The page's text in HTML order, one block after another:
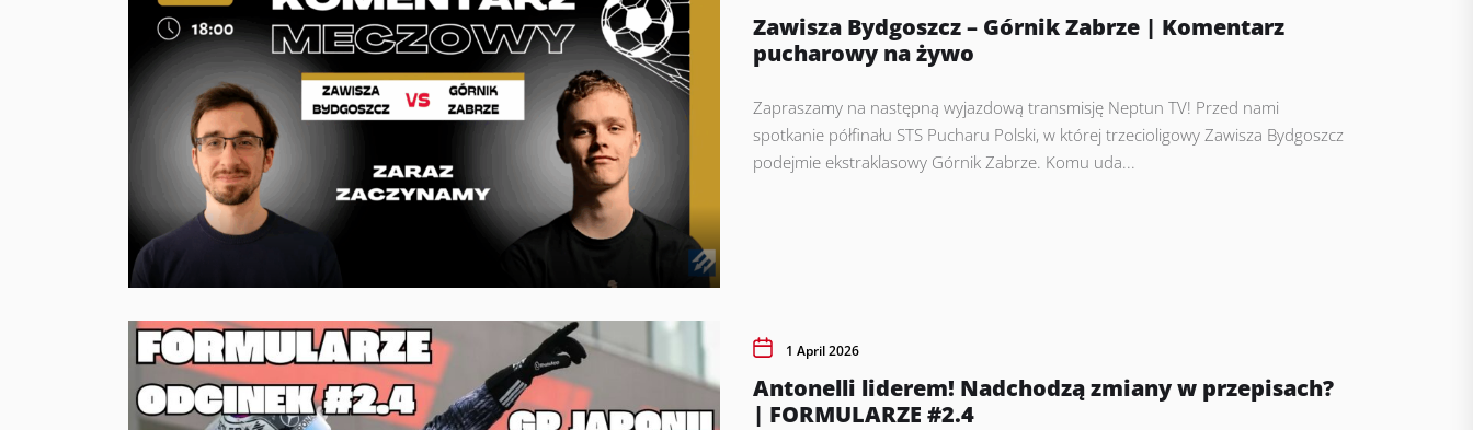
Zawisza Bydgoszcz – Górnik Zabrze | Komentarz
pucharowy na żywo
Zapraszamy na następną wyjazdową transmisję Neptun TV! Przed nami
spotkanie półfinału STS Pucharu Polski, w której trzecioligowy Zawisza Bydgoszcz
podejmie ekstraklasowy Górnik Zabrze. Komu uda...
1 April 2026
Antonelli liderem! Nadchodzą zmiany w przepisach?
| FORMULARZE #2.4